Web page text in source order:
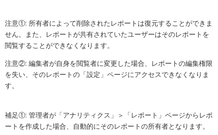
注意①: 所有者によって削除されたレポートは復元することができま
せん。また、レポートが共有されていたユーザーはそのレポートを
閲覧することができなくなります。
注意②: 編集者が自身を閲覧者に変更した場合、レポートの編集権限
を失い、そのレポートの「設定」ページにアクセスできなくなりま
す。
補足①: 管理者が「アナリティクス」＞「レポート」ページからレポ
ートを作成した場合、自動的にそのレポートの所有者となります。